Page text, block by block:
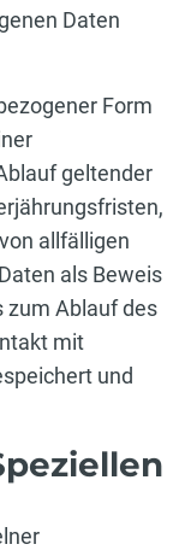
Daten
Form
geltender
allfälligen
als Beweis
zum Ablauf des
mit
und